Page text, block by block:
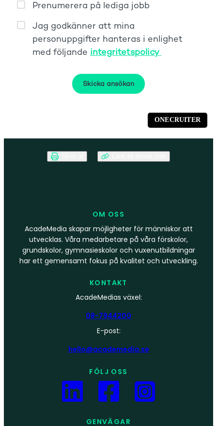
OM OSS
AcadeMedia skapar möjligheter för människor att
utvecklas. Våra medarbetare på våra förskolor,
grundskolor, gymnasieskolor och vuxenutbildningar
har ett gemensamt fokus på kvalitet och utveckling.
KONTAKT
AcadeMedias växel:
08-7944200
E-post:
hello@academedia.se
FÖLJ OSS
GENVÄGAR